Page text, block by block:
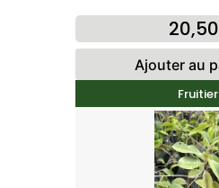
Ajouter au